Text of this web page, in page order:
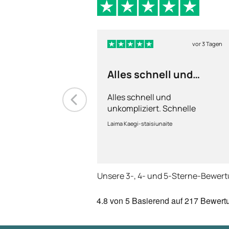
vor 3 Tagen
Alles schnell und
Alles schnell und
unkompliziert. Schnelle
Lieferung.
Laima Kaegi-staisiunaite
Unsere 3-, 4- und 5-Sterne-
4.8 von 5 Basierend auf217